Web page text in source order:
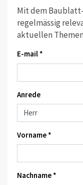
Mit dem
regelmässig
aktuellen
E-mail *
Anrede
Vorname *
Nachname *